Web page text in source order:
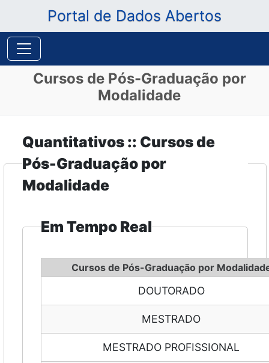
Portal de Dados Abertos
Cursos de Pós-Graduação por
Modalidade
Quantitativos :: Cursos de
Pós-Graduação por
Modalidade
Em Tempo Real
Cursos de Pós-Graduação por
DOUTORADO
MESTRADO
MESTRADO PROFISSIONAL